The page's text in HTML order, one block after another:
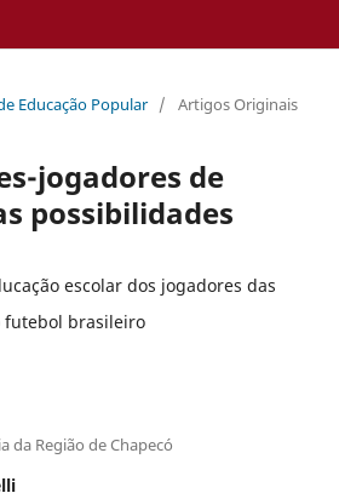
Educação Popular / Artigos Originais
jogadores de
possibilidades
escolar dos jogadores das
futebol brasileiro
da Região de Chapecó